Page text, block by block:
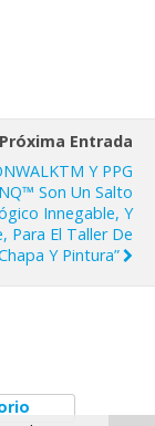
Próxima Entrada
Y PPG
Son Un Salto
Innegable, Y
Para El Taller De
Y Pintura”